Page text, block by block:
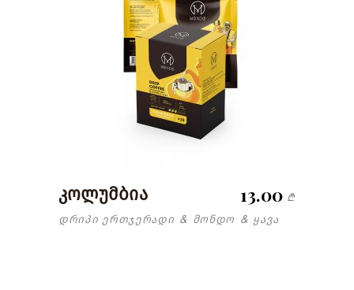
კოლუმბია 13.00 ₾
დრიპი ერთჯერადი & მონდო & ყავა